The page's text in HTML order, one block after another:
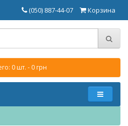
Корзина
(050) 887-44-07
0 шт. - 0 грн